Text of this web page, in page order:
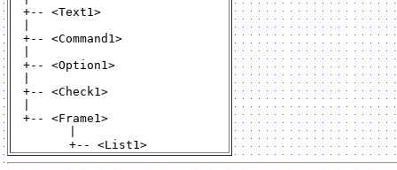
+-- <Text1>
+-- <Command1>
+-- <Option1>
+-- <Check1>
+-- <Frame1>
+-- <List1>